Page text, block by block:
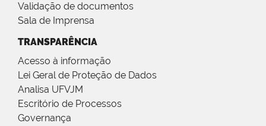
Validação de documentos
Sala de Imprensa
TRANSPARÊNCIA
Acesso à informação
Lei Geral de Proteção de Dados
Analisa UFVJM
Escritório de Processos
Governança